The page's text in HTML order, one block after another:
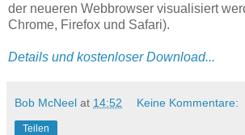
der neueren Webbrowser visualisiert
Chrome, Firefox und Safari).
Details und kostenloser Download...
Bob McNeel at 14:52 Keine Kommentare:
Teilen